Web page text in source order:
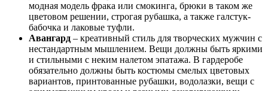
модная модель фрака или смокинга, брюки в таком же
цветовом решении, строгая рубашка, а также галстук-
бабочка и лаковые туфли.
Авангард – креативный стиль для творческих мужчин с
нестандартным мышлением. Вещи должны быть яркими
и стильными с неким налетом эпатажа. В гардеробе
обязательно должны быть костюмы смелых цветовых
вариантов, принтованные рубашки, водолазки, вещи с